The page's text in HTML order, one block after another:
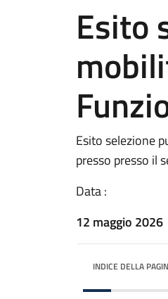
Esito
Esito selezione
presso presso il
Data :
12 maggio 2026
INDICE DELLA